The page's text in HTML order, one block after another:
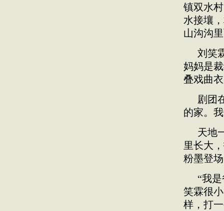
镇双水
水接壤
山沟沟
刘笑
妈妈是
叠戏曲
剧团
的家。
天地
里长大
粉墨登
“我
笑霖很
样，打